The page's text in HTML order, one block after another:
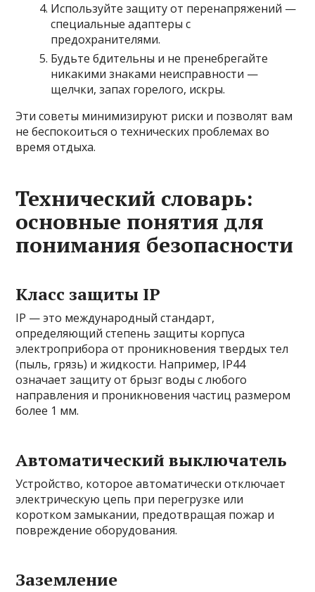
Используйте защиту от перенапряжений —
специальные адаптеры с
предохранителями.
Будьте бдительны и не пренебрегайте
никакими знаками неисправности —
щелчки, запах горелого, искры.
Эти советы минимизируют риски и позволят вам
не беспокоиться о технических проблемах во
время отдыха.
Технический словарь:
основные понятия для
понимания безопасности
Класс защиты IP
IP — это международный стандарт,
определяющий степень защиты корпуса
электроприбора от проникновения твердых тел
(пыль, грязь) и жидкости. Например, IP44
означает защиту от брызг воды с любого
направления и проникновения частиц размером
более 1 мм.
Автоматический выключатель
Устройство, которое автоматически отключает
электрическую цепь при перегрузке или
коротком замыкании, предотвращая пожар и
повреждение оборудования.
Заземление